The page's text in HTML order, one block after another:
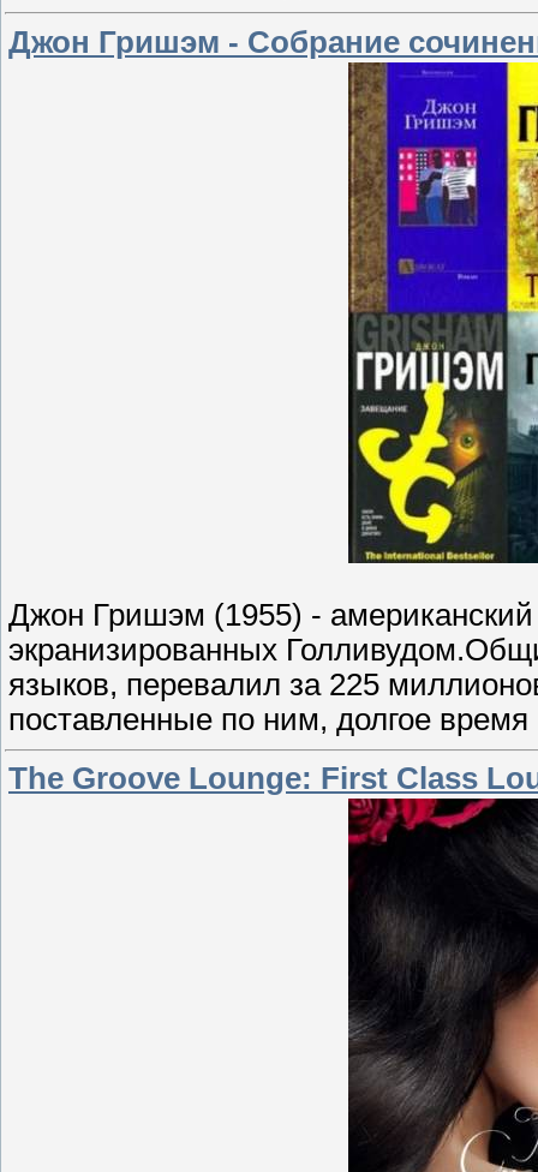
Джон Гришэм - Собрание
Джон Гришэм (1955) - американский
экранизированных
языков, перевалил за 225
поставленные по ним, долгое
The Groove Lounge: First Class